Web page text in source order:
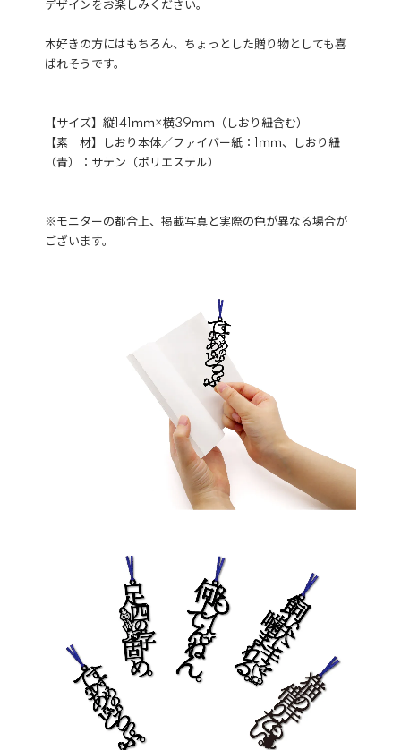
デザインをお楽しみください。
本好きの方にはもちろん、ちょっとした贈り物としても喜
ばれそうです。
【サイズ】縦141ｍｍ×横39ｍｍ（しおり紐含む）
【素 材】しおり本体／ファイバー紙：1ｍｍ、しおり紐
（青）：サテン（ポリエステル）
※モニターの都合上、掲載写真と実際の色が異なる場合が
ございます。